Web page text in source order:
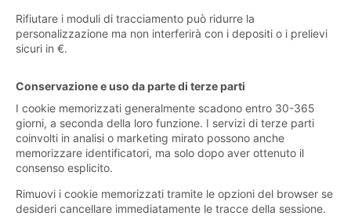
Rifiutare i moduli di tracciamento può ridurre la
personalizzazione ma non interferirà con i depositi o i prelievi
sicuri in €.
Conservazione e uso da parte di terze parti
I cookie memorizzati generalmente scadono entro 30-365
giorni, a seconda della loro funzione. I servizi di terze parti
coinvolti in analisi o marketing mirato possono anche
memorizzare identificatori, ma solo dopo aver ottenuto il
consenso esplicito.
Rimuovi i cookie memorizzati tramite le opzioni del browser se
desideri cancellare immediatamente le tracce della sessione.